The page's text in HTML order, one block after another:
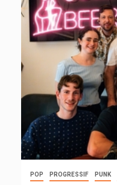
POP PROGRESSIF PUNK